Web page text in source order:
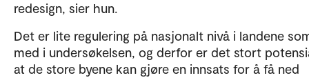
redesign, sier hun.
Det er lite regulering på nasjonalt nivå i landene
med i undersøkelsen, og derfor er det stort
at de store byene kan gjøre en innsats for å få ned